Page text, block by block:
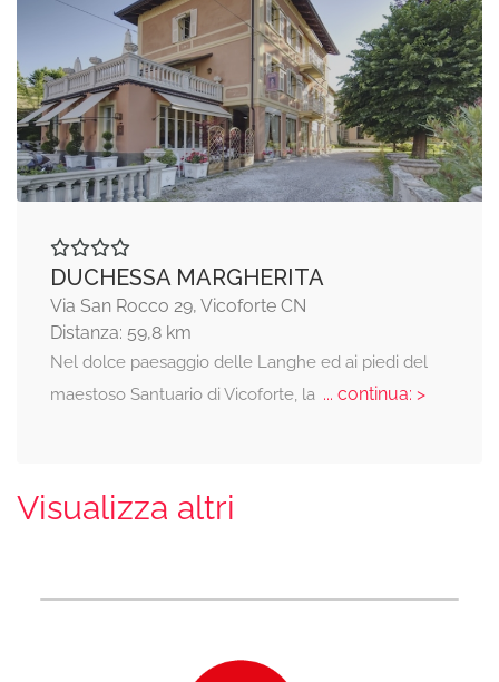
DUCHESSA MARGHERITA
Via San Rocco 29, Vicoforte CN
Distanza: 59,8 km
Nel dolce paesaggio delle Langhe ed ai piedi del
maestoso Santuario di Vicoforte, la... continua: >
Visualizza altri